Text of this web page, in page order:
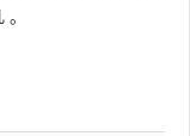
。